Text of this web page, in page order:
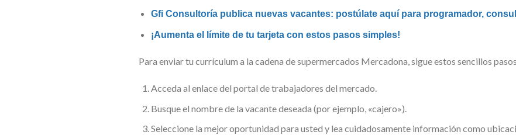
Gfi Consultoría publica nuevas vacantes: postúlate aquí para programador,
¡Aumenta el límite de tu tarjeta con estos pasos simples!
Para enviar tu currículum a la cadena de supermercados Mercadona, sigue estos sencillos
Acceda al enlace del portal de trabajadores del mercado.
Busque el nombre de la vacante deseada (por ejemplo, «cajero»).
Seleccione la mejor oportunidad para usted y lea cuidadosamente información como